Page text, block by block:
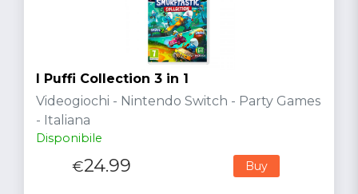
I Puffi Collection 3 in 1
Videogiochi - Nintendo Switch - Party Games
- Italiana
Disponibile
€24.99 Buy